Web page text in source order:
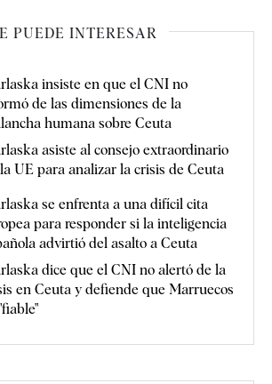
PUEDE INTERESAR
insiste en que el CNI no
de las dimensiones de la
humana sobre Ceuta
asiste al consejo extraordinario
UE para analizar la crisis de Ceuta
se enfrenta a una difícil cita
para responder si la inteligencia
advirtió del asalto a Ceuta
dice que el CNI no alertó de la
en Ceuta y defiende que Marruecos